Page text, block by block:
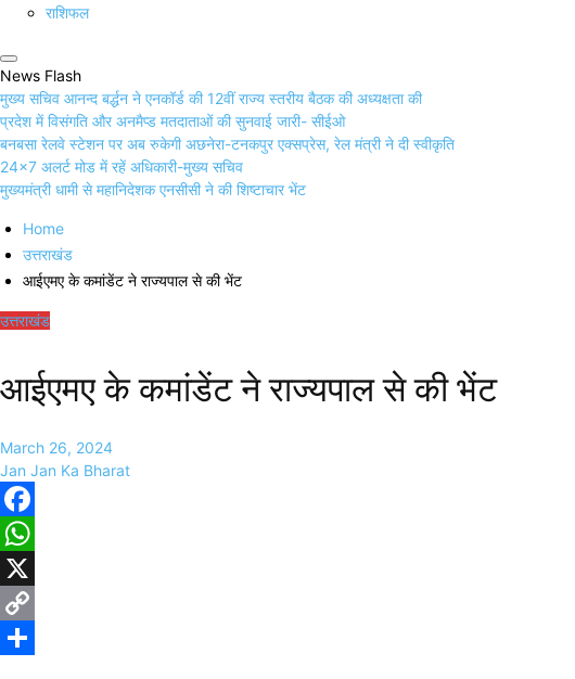
राशिफल
News Flash
मुख्य सचिव आनन्द बर्द्धन ने एनकॉर्ड की 12वीं राज्य स्तरीय बैठक की अध्यक्षता की
प्रदेश में विसंगति और अनमैप्ड मतदाताओं की सुनवाई जारी- सीईओ
बनबसा रेलवे स्टेशन पर अब रुकेगी अछनेरा-टनकपुर एक्सप्रेस, रेल मंत्री ने दी स्वीकृति
24×7 अलर्ट मोड में रहें अधिकारी-मुख्य सचिव
मुख्यमंत्री धामी से महानिदेशक एनसीसी ने की शिष्टाचार भेंट
Home
उत्तराखंड
आईएमए के कमांडेंट ने राज्यपाल से की भेंट
उत्तराखंड
आईएमए के कमांडेंट ने राज्यपाल से की भेंट
March 26, 2024
Jan Jan Ka Bharat
Facebook
WhatsApp
X
Copy